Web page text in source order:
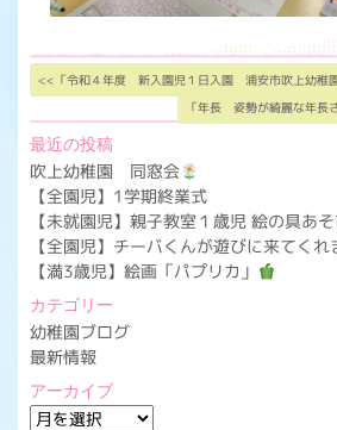
<<「令和４年度 新入園児１日入園 浦安市吹上幼稚園
「年長 姿勢が綺麗な年
最近の投稿
吹上幼稚園 同窓会
【全園児】1学期終業式
【未就園児】親子教室１歳児 絵の具あ
【全園児】チーバくんが遊びに来てくれ
【満3歳児】絵画「パプリカ」
カテゴリー
幼稚園ブログ
最新情報
アーカイブ
ア